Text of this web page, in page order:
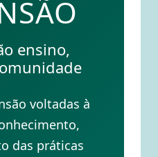
ensino,
voltadas à
das práticas